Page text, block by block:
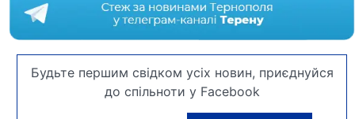
Будьте першим свідком усіх новин, приєднуйся
до спільноти у Facebook